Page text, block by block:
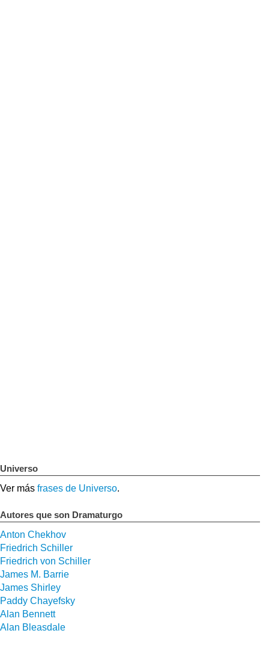
Universo
Ver más frases de Universo.
Autores que son Dramaturgo
Anton Chekhov
Friedrich Schiller
Friedrich von Schiller
James M. Barrie
James Shirley
Paddy Chayefsky
Alan Bennett
Alan Bleasdale